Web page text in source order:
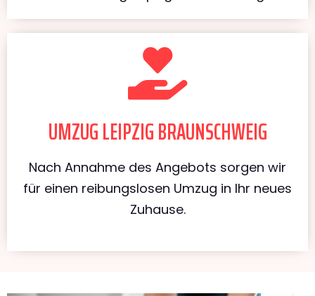
UMZUG LEIPZIG BRAUNSCHWEIG
Nach Annahme des Angebots sorgen wir
für einen reibungslosen Umzug in Ihr neues
Zuhause.